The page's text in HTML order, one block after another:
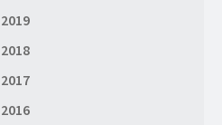
2019
2018
2017
2016